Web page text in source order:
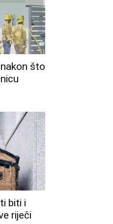
što
biti i
riječi